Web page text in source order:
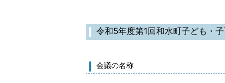
令和5年度第1回和水町子ども・
会議の名称